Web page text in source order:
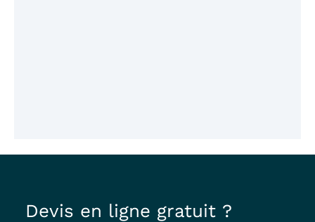
Devis en ligne gratuit ?